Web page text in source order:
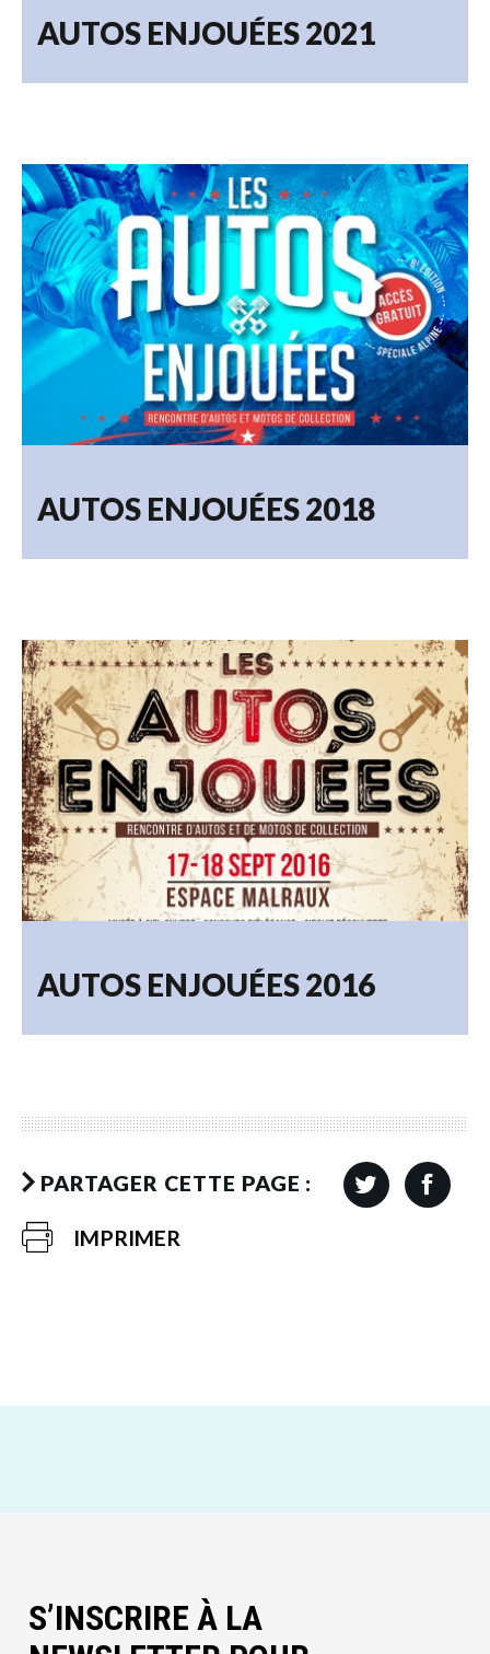
AUTOS ENJOUÉES 2021
13.09.2021
AUTOS ENJOUÉES 2018
19.09.2018
AUTOS ENJOUÉES 2016
12.06.2018
PARTAGER CETTE PAGE :
IMPRIMER
S’INSCRIRE À LA